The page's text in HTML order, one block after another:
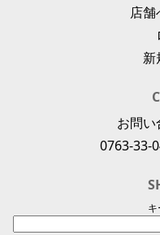
店
新
お問い
0763-33-